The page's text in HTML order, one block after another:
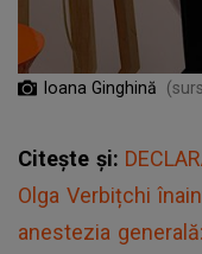
Ioana Ginghină
Citește și:
Olga Verbițchi
anestezia